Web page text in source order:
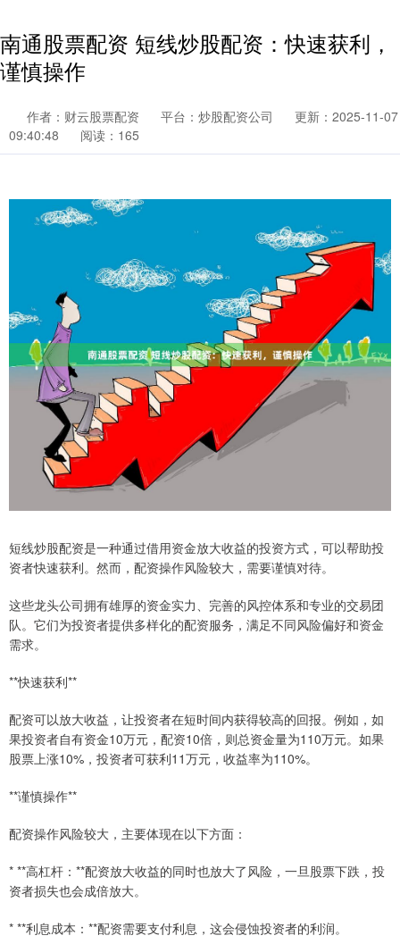
南通股票配资 短线炒股配资：快速获利，
谨慎操作
作者：财云股票配资 平台：炒股配资公司
更新：2025-11-07
09:40:48
阅读：165
短线炒股配资是一种通过借用资金放大收益的投资方式，可以帮助投
资者快速获利。然而，配资操作风险较大，需要谨慎对待。
这些龙头公司拥有雄厚的资金实力、完善的风控体系和专业的交易团
队。它们为投资者提供多样化的配资服务，满足不同风险偏好和资金
需求。
**快速获利**
配资可以放大收益，让投资者在短时间内获得较高的回报。例如，如
果投资者自有资金10万元，配资10倍，则总资金量为110万元。如果
股票上涨10%，投资者可获利11万元，收益率为110%。
**谨慎操作**
配资操作风险较大，主要体现在以下方面：
* **高杠杆：**配资放大收益的同时也放大了风险，一旦股票下跌，投
资者损失也会成倍放大。
* **利息成本：**配资需要支付利息，这会侵蚀投资者的利润。